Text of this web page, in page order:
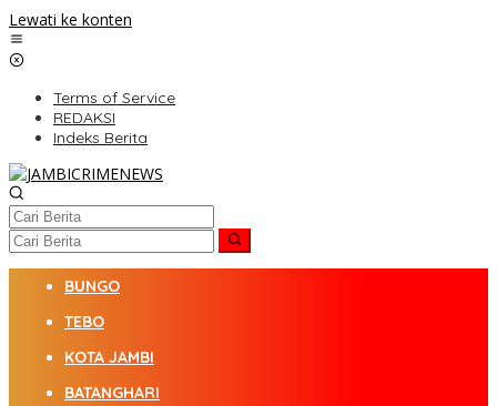
Lewati ke konten
Terms of Service
REDAKSI
Indeks Berita
BUNGO
TEBO
KOTA JAMBI
BATANGHARI